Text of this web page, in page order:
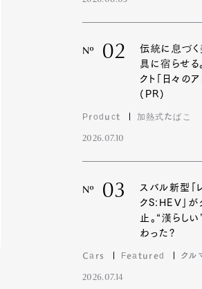
Nº 02
伝統に息づく
具に宿らせる
クト「日々の
(PR)
Product 加熱式たばこ
2026.07.10
Nº 03
スバル新型「
クS:HEV」が
止。“漢らし
わった?
Cars Featured クル
2026.07.14